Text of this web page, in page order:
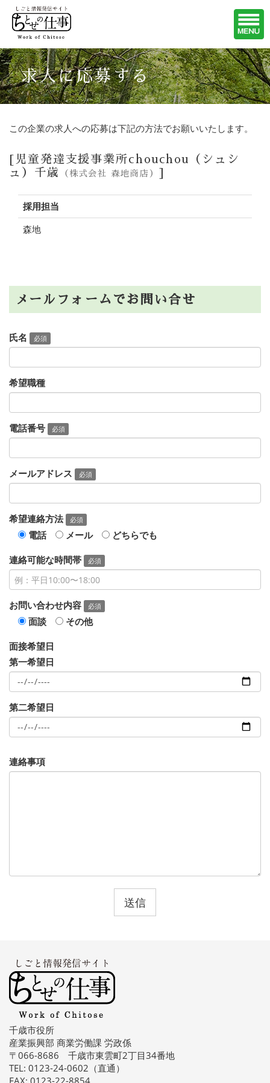
求人に応募する
この企業の求人への応募は下記の方法でお願いいたします。
[児童発達支援事業所chouchou（シュシ
ュ）千歳
（株式会社 森地商店） ]
採用担当
森地
メールフォームでお問い合せ
氏名 必須
希望職種
電話番号 必須
メールアドレス 必須
希望連絡方法 必須
電話 メール どちらでも
連絡可能な時間帯 必須
お問い合わせ内容 必須
面談 その他
面接希望日
第一希望日
第二希望日
連絡事項
千歳市役所
産業振興部 商業労働課 労政係
〒066-8686 千歳市東雲町2丁目34番地
TEL: 0123-24-0602（直通）
FAX: 0123-22-8854